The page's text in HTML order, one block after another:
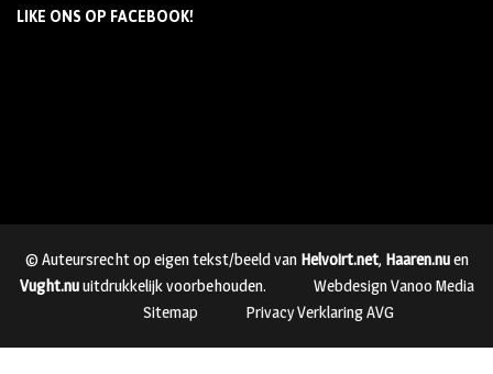
LIKE ONS OP FACEBOOK!
© Auteursrecht op eigen tekst/beeld van Helvoirt.net, Haaren.nuen
Vught.nuuitdrukkelijk voorbehouden.
Webdesign Vanoo Media
Sitemap
Privacy Verklaring AVG